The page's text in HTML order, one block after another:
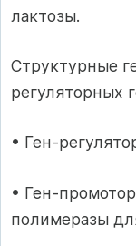
лактозы.
Структурные
регуляторных
• Ген-
• Ген-
полимеразы